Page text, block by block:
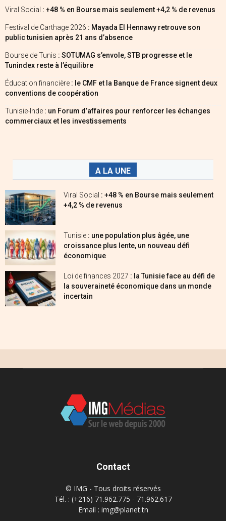
Viral Social : +48 % en Bourse mais seulement +4,2 % de revenus
Festival de Carthage 2026 : Mayada El Hennawy retrouve son
public tunisien après 21 ans d’absence
Bourse de Tunis : SOTUMAG s’envole, STB progresse et le
Tunindex reste à l’équilibre
Éducation financière : le CMF et la Banque de France signent deux
conventions de coopération
Tunisie-Inde : un Forum d’affaires pour renforcer les échanges
commerciaux et les investissements
A LA UNE
Viral Social : +48 % en Bourse mais seulement
+4,2 % de revenus
Tunisie : une population plus âgée, une
croissance plus lente, un nouveau défi
économique
Loi de finances 2027 : la Tunisie face au défi de
la souveraineté économique dans un monde
incertain
Contact
© IMG - Tous droits réservés
Tél. : (+216) 71.962.775 - 71.962.617
Email : img@planet.tn